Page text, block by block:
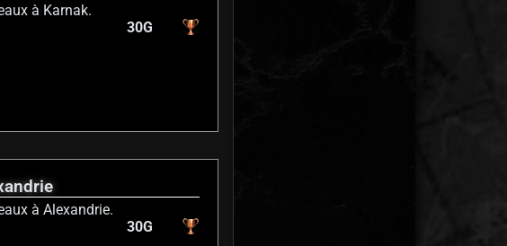
à Karnak.
30G
à Alexandrie.
30G